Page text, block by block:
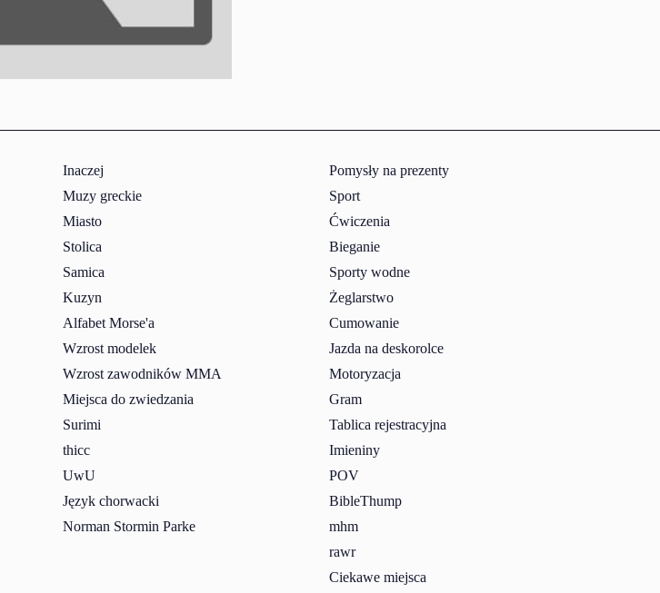
Inaczej
Muzy greckie
Miasto
Stolica
Samica
Kuzyn
Alfabet Morse'a
Wzrost modelek
Wzrost zawodników MMA
Miejsca do zwiedzania
Surimi
thicc
UwU
Język chorwacki
Norman Stormin Parke
Pomysły na prezenty
Sport
Ćwiczenia
Bieganie
Sporty wodne
Żeglarstwo
Cumowanie
Jazda na deskorolce
Motoryzacja
Gram
Tablica rejestracyjna
Imieniny
POV
BibleThump
mhm
rawr
Ciekawe miejsca